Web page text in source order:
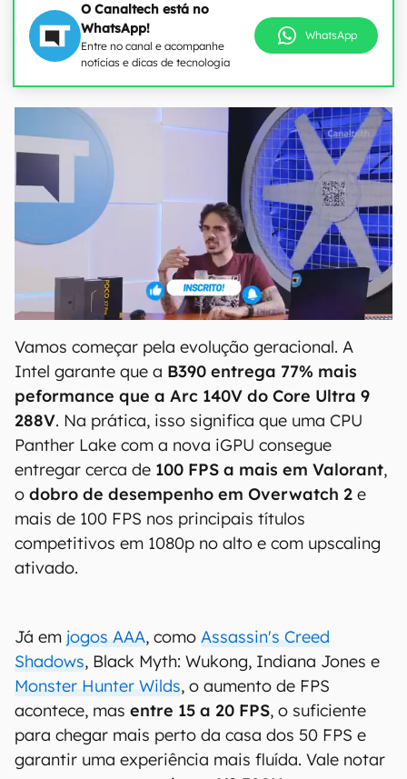
O Canaltech está no
WhatsApp!
Entre no canal e acompanhe
notícias e dicas de tecnologia
WhatsApp
Vamos começar pela evolução geracional. A
Intel garante que a B390 entrega 77% mais
peformance que a Arc 140V do Core Ultra 9
288V. Na prática, isso significa que uma CPU
Panther Lake com a nova iGPU consegue
entregar cerca de 100 FPS a mais em Valorant,
o dobro de desempenho em Overwatch 2 e
mais de 100 FPS nos principais títulos
competitivos em 1080p no alto e com upscaling
ativado.
Já em jogos AAA, como Assassin's Creed
Shadows, Black Myth: Wukong, Indiana Jones e
Monster Hunter Wilds, o aumento de FPS
acontece, mas entre 15 a 20 FPS, o suficiente
para chegar mais perto da casa dos 50 FPS e
garantir uma experiência mais fluída. Vale notar